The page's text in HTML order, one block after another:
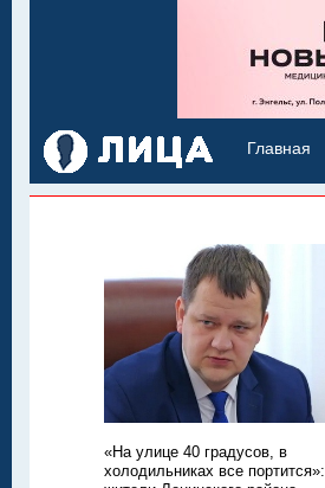
Главная
«На улице 40 градусов, в
холодильниках все портится»: